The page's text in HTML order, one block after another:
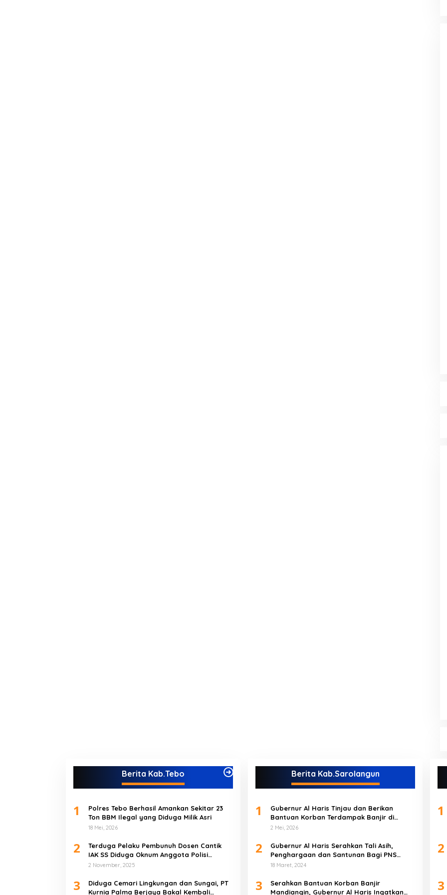
Berita Kab.Tebo
1
Polres Tebo Berhasil Amankan Sekitar 23
Ton BBM Ilegal yang Diduga Milik Asri
18 Mei, 2026
2
Terduga Pelaku Pembunuh Dosen Cantik
IAK SS Diduga Oknum Anggota Polisi
Akhirnya Diringkus di Tebo Tengah
2 November, 2025
3
Diduga Cemari Lingkungan dan Sungai, PT
Kurnia Palma Berjaya Bakal Kembali
Berita Kab.Sarolangun
1
Gubernur Al Haris Tinjau dan Berikan
Bantuan Korban Terdampak Banjir di
Kabupaten Sarolangun
2 Mei, 2026
2
Gubernur Al Haris Serahkan Tali Asih,
Penghargaan dan Santunan Bagi PNS
Purnabakti Pemprov Jambi Yang Berada di
18 Maret, 2024
3
Serahkan Bantuan Korban Banjir
Mandiangin, Gubernur Al Haris Ingatkan
1
2
3